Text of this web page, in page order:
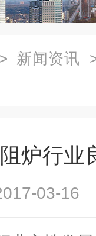
新闻资讯
炉行业
2017-03-